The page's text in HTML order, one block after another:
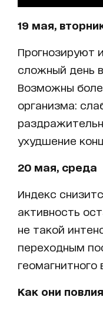
19 мая,
Прогнозируют
сложный день
Возможны
организма:
ухудшение
20 мая, среда
Индекс
активность
не такой
переходным
геомагнитного
Как они